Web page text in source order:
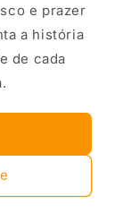
e prazer
a história
de cada